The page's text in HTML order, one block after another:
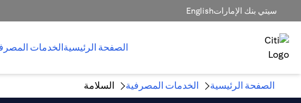
سيتي بنك الإماراتEnglish
الصفحة الرئيسيةالخدمات
الصفحة الرئيسية الخدمات المصرفية السلامة